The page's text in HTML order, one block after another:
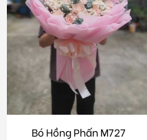
Bó Hồng Phấn M727